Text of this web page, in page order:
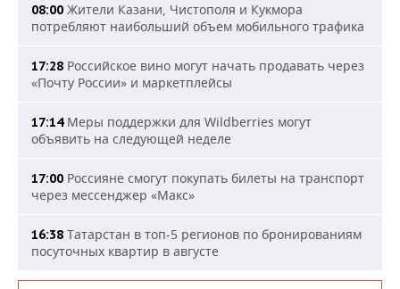
08:00 Жители Казани, Чистополя и Кукмора
потребляют наибольший объем мобильного трафика
17:28 Российское вино могут начать продавать через
«Почту России» и маркетплейсы
17:14Меры поддержки для Wildberries могут
объявить на следующей неделе
17:00 Россияне смогут покупать билеты на транспорт
через мессенджер «Макс»
16:38 Татарстан в топ-5 регионов по бронированиям
посуточных квартир в августе